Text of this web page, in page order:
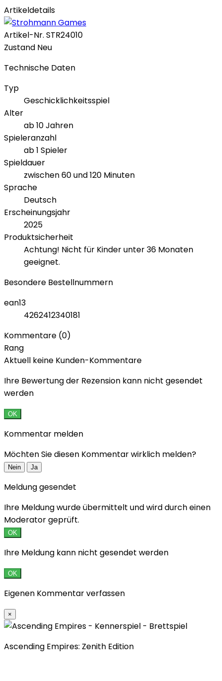
Artikeldetails
Artikel-Nr. STR24010
Zustand Neu
Technische Daten
Typ
Geschicklichkeitsspiel
Alter
ab 10 Jahren
Spieleranzahl
ab 1 Spieler
Spieldauer
zwischen 60 und 120 Minuten
Sprache
Deutsch
Erscheinungsjahr
2025
Produktsicherheit
Achtung! Nicht für Kinder unter 36 Monaten
geeignet.
Besondere Bestellnummern
ean13
4262412340181
Kommentare (0)
Rang
Aktuell keine Kunden-Kommentare
Ihre Bewertung der Rezension kann nicht gesendet
werden
OK
Kommentar melden
Möchten Sie diesen Kommentar wirklich melden?
Nein Ja
Meldung gesendet
Ihre Meldung wurde übermittelt und wird durch einen
Moderator geprüft.
OK
Ihre Meldung kann nicht gesendet werden
OK
Eigenen Kommentar verfassen
×
Ascending Empires: Zenith Edition